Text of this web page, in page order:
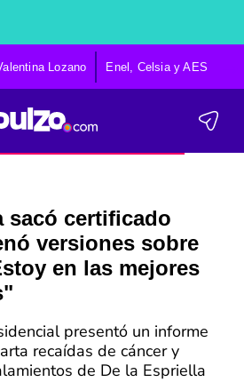
Lozano Enel, Celsia y AES
sacó certificado
versiones sobre
en las mejores
presentó un informe
recaídas de cáncer y
de De la Espriella